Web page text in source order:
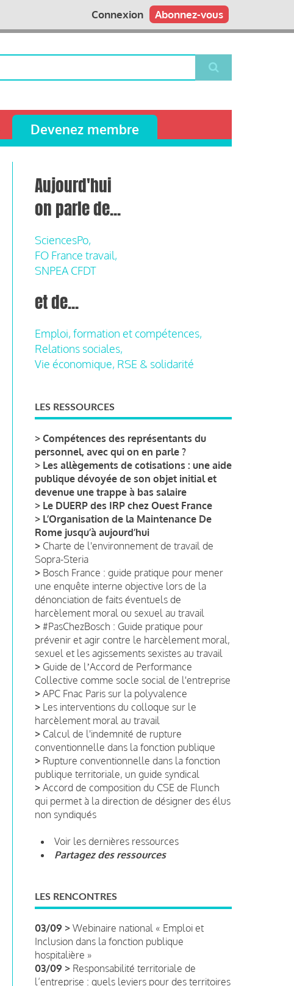
Abonnez-vous
Connexion
Devenez membre
Aujourd'hui
on parle de...
SciencesPo,
FO France travail,
SNPEA CFDT
et de...
Emploi, formation et compétences,
Relations sociales,
Vie économique, RSE & solidarité
LES RESSOURCES
> Compétences des représentants du
personnel, avec qui on en parle ?
> Les allègements de cotisations : une aide
publique dévoyée de son objet initial et
devenue une trappe à bas salaire
> Le DUERP des IRP chez Ouest France
> L’Organisation de la Maintenance De
Rome jusqu’à aujourd’hui
> Charte de l'environnement de travail de
Sopra-Steria
> Bosch France : guide pratique pour mener
une enquête interne objective lors de la
dénonciation de faits éventuels de
harcèlement moral ou sexuel au travail
> #PasChezBosch : Guide pratique pour
prévenir et agir contre le harcèlement moral,
sexuel et les agissements sexistes au travail
> Guide de lʼAccord de Performance
Collective comme socle social de l'entreprise
> APC Fnac Paris sur la polyvalence
> Les interventions du colloque sur le
harcèlement moral au travail
> Calcul de l'indemnité de rupture
conventionnelle dans la fonction publique
> Rupture conventionnelle dans la fonction
publique territoriale, un guide syndical
> Accord de composition du CSE de Flunch
qui permet à la direction de désigner des élus
non syndiqués
Voir les dernières ressources
Partagez des ressources
LES RENCONTRES
03/09 > Webinaire national « Emploi et
Inclusion dans la fonction publique
hospitalière »
03/09 > Responsabilité territoriale de
l’entreprise : quels leviers pour des territoires